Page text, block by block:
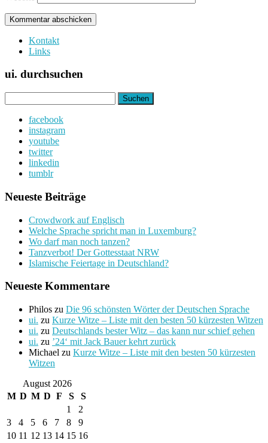
Kontakt
Links
ui. durchsuchen
nach:
facebook
instagram
youtube
twitter
linkedin
tumblr
Neueste Beiträge
Crowdwork auf Englisch
Welche Sprache spricht man in Luxemburg?
Wo darf man noch tanzen?
Tanzverbot! Der Gottesstaat NRW
Islamische Feiertage in Deutschland?
Neueste Kommentare
Philos zu Die 96 schönsten Wörter der Deutschen Sprache
ui. zu Kurze Witze – Liste mit den besten 50 kürzesten Witzen
ui. zu Deutschlands bester Witz – das kann nur schief gehen
ui. zu ’24‘ mit Jack Bauer kehrt zurück
Michael zu Kurze Witze – Liste mit den besten 50 kürzesten
Witzen
August 2026
M D M D F S
S
1
2
3
4 5 6 7 8
9
10 11 12 13 14 15 16